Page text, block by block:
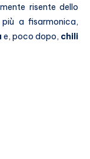
risente dello
a fisarmonica,
e, poco dopo, chili